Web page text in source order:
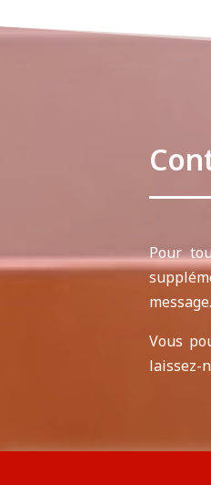
Pour
Vous
laissez-